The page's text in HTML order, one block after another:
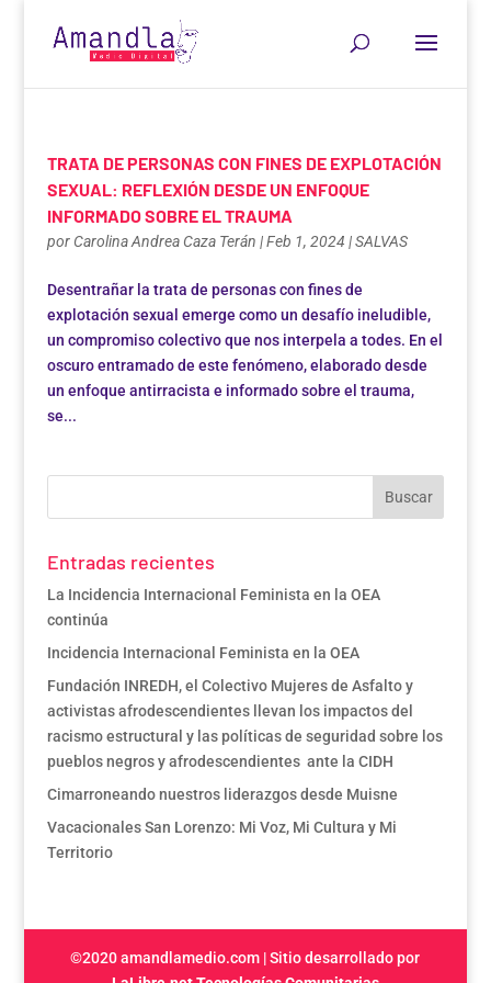
TRATA DE PERSONAS CON FINES DE EXPLOTACIÓN
SEXUAL: REFLEXIÓN DESDE UN ENFOQUE
INFORMADO SOBRE EL TRAUMA
por Carolina Andrea Caza Terán |Feb 1, 2024 |SALVAS
Desentrañar la trata de personas con fines de
explotación sexual emerge como un desafío ineludible,
un compromiso colectivo que nos interpela a todes. En el
oscuro entramado de este fenómeno, elaborado desde
un enfoque antirracista e informado sobre el trauma,
se...
Entradas recientes
La Incidencia Internacional Feminista en la OEA
continúa
Incidencia Internacional Feminista en la OEA
Fundación INREDH, el Colectivo Mujeres de Asfalto y
activistas afrodescendientes llevan los impactos del
racismo estructural y las políticas de seguridad sobre los
pueblos negros y afrodescendientes ante la CIDH
Cimarroneando nuestros liderazgos desde Muisne
Vacacionales San Lorenzo: Mi Voz, Mi Cultura y Mi
Territorio
©2020 amandlamedio.com | Sitio desarrollado por